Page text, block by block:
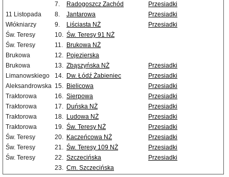
7.
Radogoszcz Zachód
Przesiadki
11 Listopada
8. Jantarowa
Przesiadki
Włókniarzy
9. Liściasta NŻ
Przesiadki
Św. Teresy
10. Św. Teresy 91 NŻ
Św. Teresy
11.
Brukowa NŻ
Brukowa
12. Pojezierska
Brukowa
13. Zbąszyńska NŻ
Przesiadki
Limanowskiego
14. Dw. Łódź Żabieniec
Przesiadki
Aleksandrowska 15. Bielicowa
Przesiadki
Traktorowa
16. Sierpowa
Przesiadki
Traktorowa
17. Duńska NŻ
Przesiadki
Traktorowa
18. Ludowa NŻ
Przesiadki
Traktorowa
19. Św. Teresy NŻ
Przesiadki
Św. Teresy
20. Kaczeńcowa NŻ
Przesiadki
Św. Teresy
21. Św. Teresy 109 NŻ
Przesiadki
Św. Teresy
22. Szczecińska
Przesiadki
23. Cm. Szczecińska